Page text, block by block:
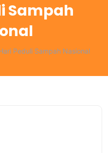
Sampah
Peduli Sampah Nasional